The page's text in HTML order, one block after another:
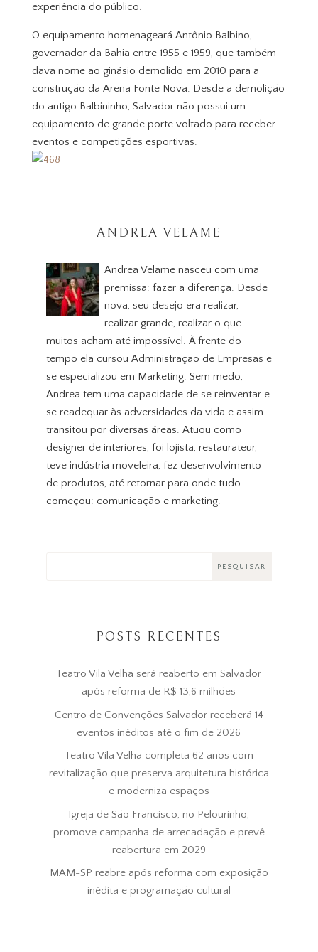
experiência do público.
O equipamento homenageará Antônio Balbino,
governador da Bahia entre 1955 e 1959, que também
dava nome ao ginásio demolido em 2010 para a
construção da Arena Fonte Nova. Desde a demolição
do antigo Balbininho, Salvador não possui um
equipamento de grande porte voltado para receber
eventos e competições esportivas.
ANDREA VELAME
Andrea Velame nasceu com uma
premissa: fazer a diferença. Desde
nova, seu desejo era realizar,
realizar grande, realizar o que
muitos acham até impossível. À frente do
tempo ela cursou Administração de Empresas e
se especializou em Marketing. Sem medo,
Andrea tem uma capacidade de se reinventar e
se readequar às adversidades da vida e assim
transitou por diversas áreas. Atuou como
designer de interiores, foi lojista, restaurateur,
teve indústria moveleira, fez desenvolvimento
de produtos, até retornar para onde tudo
começou: comunicação e marketing.
POSTS RECENTES
Teatro Vila Velha será reaberto em Salvador
após reforma de R$ 13,6 milhões
Centro de Convenções Salvador receberá 14
eventos inéditos até o fim de 2026
Teatro Vila Velha completa 62 anos com
revitalização que preserva arquitetura histórica
e moderniza espaços
Igreja de São Francisco, no Pelourinho,
promove campanha de arrecadação e prevê
reabertura em 2029
MAM-SP reabre após reforma com exposição
inédita e programação cultural